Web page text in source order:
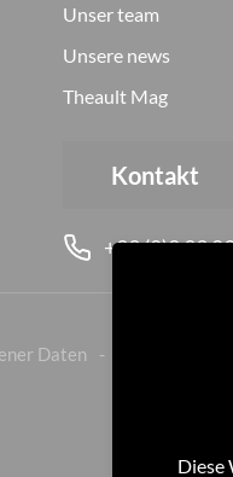
Unser team
Unsere news
Theault Mag
Kontakt
+33 (0)2 33
Daten
Diese